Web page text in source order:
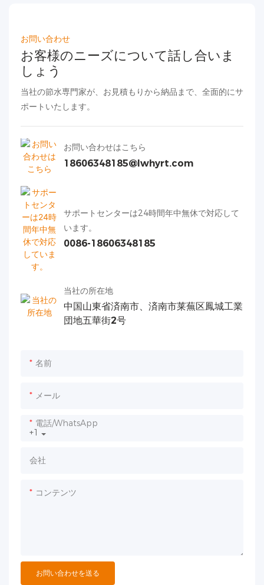
お問い合わせ
お客様のニーズについて話し合いま
しょう
当社の節水専門家が、お見積もりから納品まで、全面的にサ
ポートいたします。
お問い合わせはこちら
18606348185@lwhyrt.com
サポートセンターは24時間年中無休で対応して
います。
0086-18606348185
当社の所在地
中国山東省済南市、済南市莱蕪区鳳城工業
団地五華街2号
名前
メール
+1
電話/WhatsApp
会社
コンテンツ
お問い合わせを送る